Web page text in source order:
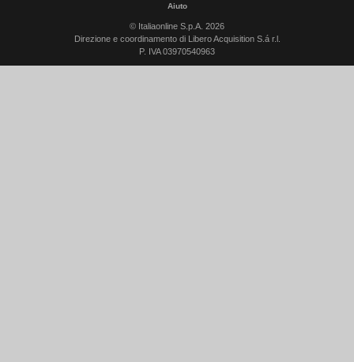
Aiuto
© Italiaonline S.p.A. 2026
Direzione e coordinamento di Libero Acquisition S.á r.l.
P. IVA 03970540963